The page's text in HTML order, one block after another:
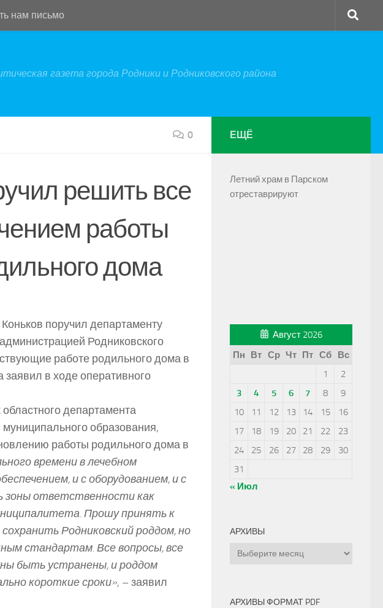
нам письмо
газета города Родники и Родниковского района
0
решить все
работы
дома
поручил департаменту
Родниковского
работе родильного дома в
заявил в ходе оперативного
департамента
образования,
работы родильного дома в
времени в лечебном
и с оборудованием, и с
зоны ответственности как
Прошу принять к
Родниковский роддом, но
стандартам. Все вопросы, все
быть устранены, и роддом
короткие сроки», – заявил
ЕЩЁ
Летний храм в Парском
отреставрируют
Август 2026
Пн
Вт Ср Чт Пт Сб
Вс
1
2
3
4 5 6 7 8
9
10
11 12 13 14 15
16
17
18 19 20 21 22
23
24
25 26 27 28 29
30
31
« Июл
АРХИВЫ
Архивы
АРХИВЫ ФОРМАТ PDF